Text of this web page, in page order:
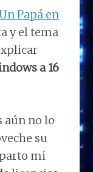
Papá en
y el tema
a 16
aún no lo
su
mi